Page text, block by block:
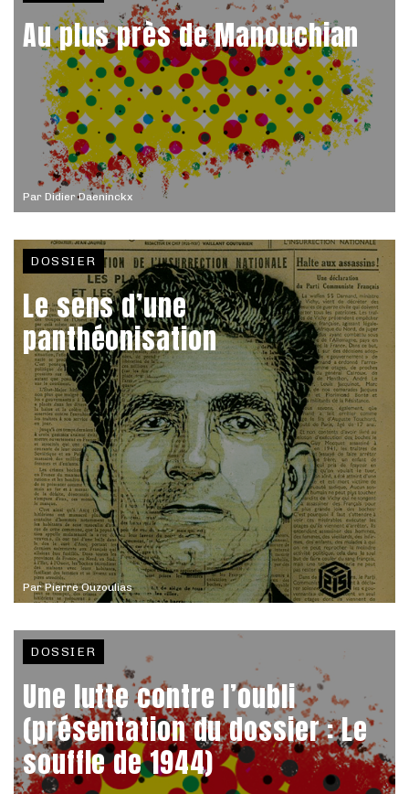
Par Didier Daeninckx
Au plus près de Manouchian
ParPierre Ouzoulias
DOSSIER
Le sens d’une
panthéonisation
DOSSIER
Une lutte contre l’oubli
(présentation du dossier : Le
souffle de 1944)